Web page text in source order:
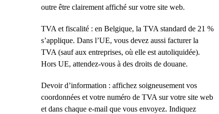
outre être clairement affiché sur votre site web.
TVA et fiscalité : en Belgique, la TVA standard de 21 %
s’applique. Dans l’UE, vous devez aussi facturer la
TVA (sauf aux entreprises, où elle est autoliquidée).
Hors UE, attendez-vous à des droits de douane.
Devoir d’information : affichez soigneusement vos
coordonnées et votre numéro de TVA sur votre site web
et dans chaque e-mail que vous envoyez. Indiquez